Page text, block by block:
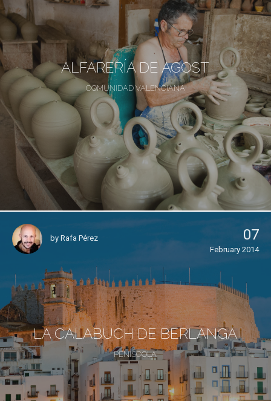
ALFARERÍA DE AGOST
COMUNIDAD VALENCIANA
by Rafa Pérez 07
February 2014
LA CALABUCH DE BERLANGA
PEÑÍSCOLA